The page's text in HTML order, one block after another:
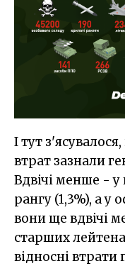
І тут
втрат зазнали
Вдвічі менше - у
рангу (1,3%), а у
вони ще вдвічі
старших
відносні втрати